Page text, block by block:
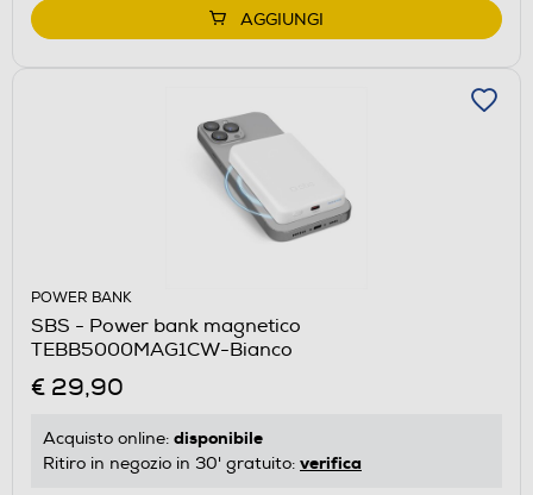
AGGIUNGI
POWER BANK
SBS - Power bank magnetico
TEBB5000MAG1CW-Bianco
€ 29,90
Acquisto online: disponibile
Ritiro in negozio in 30' gratuito: verifica